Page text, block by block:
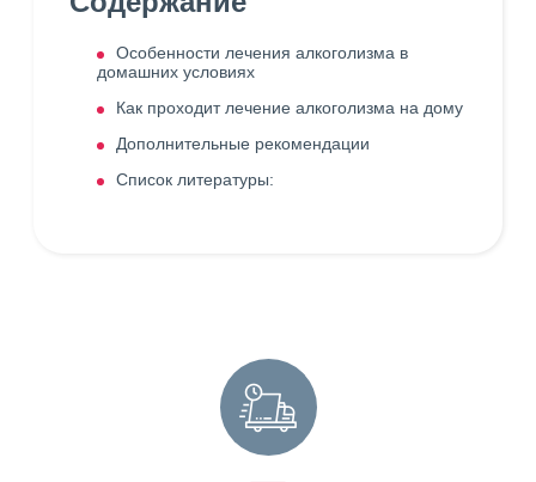
Особенности лечения алкоголизма в
домашних условиях
Как проходит лечение алкоголизма на дому
Дополнительные рекомендации
Список литературы: